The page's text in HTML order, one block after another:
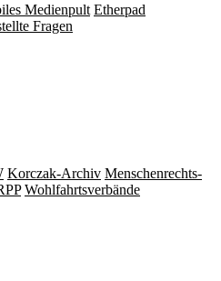
Medienpult Etherpad
Fragen
Korczak-Archiv Men­schen­rechts­
Wohlfahrts­verbände